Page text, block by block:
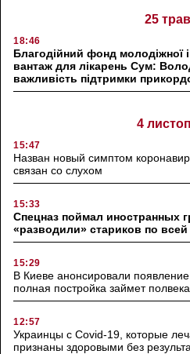
25
18:46
Благодійний фонд молодіжної
вантаж для лікарень Сум:
важливість підтримки
4
15:47
Назван новый симптом
связан со слухом
15:33
Спецназ поймал иностранных
«разводили» стариков по всей
15:29
В Киеве анонсировали
полная постройка займет полвека
12:57
Украинцы с Covid-19, которые
признаны здоровыми без